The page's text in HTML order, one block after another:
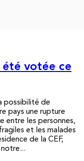
été votée ce
possibilité de
pays une rupture
entre les personnes,
et les malades
de la CEF,